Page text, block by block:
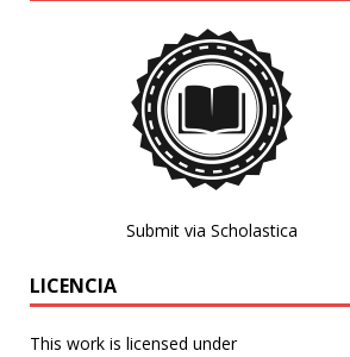
Submit via Scholastica
LICENCIA
This work is licensed under